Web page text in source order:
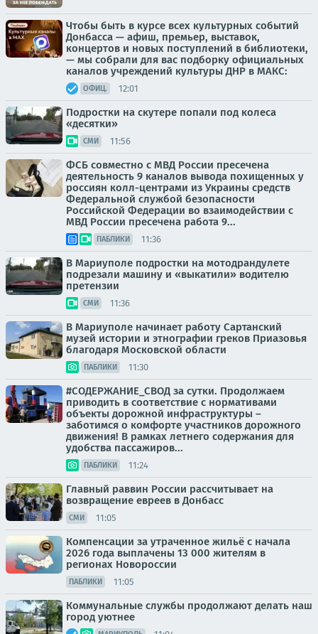
Чтобы быть в курсе всех культурных событий
Донбасса — афиш, премьер, выставок,
концертов и новых поступлений в библиотеки,
— мы собрали для вас подборку официальных
каналов учреждений культуры ДНР в МАКС:
ОФИЦ. 12:01
Подростки на скутере попали под колеса
«десятки»
СМИ 11:56
ФСБ совместно с МВД России пресечена
деятельность 9 каналов вывода похищенных у
россиян колл-центрами из Украины средств
Федеральной службой безопасности
Российской Федерации во взаимодействии с
МВД России пресечена работа 9...
ПАБЛИКИ 11:36
В Мариуполе подростки на мотодрандулете
подрезали машину и «выкатили» водителю
претензии
СМИ 11:36
В Мариуполе начинает работу Сартанский
музей истории и этнографии греков Приазовья
благодаря Московской области
ПАБЛИКИ 11:30
#СОДЕРЖАНИЕ_СВОД за сутки. Продолжаем
приводить в соответствие с нормативами
объекты дорожной инфраструктуры –
заботимся о комфорте участников дорожного
движения! В рамках летнего содержания для
удобства пассажиров...
ПАБЛИКИ 11:24
Главный раввин России рассчитывает на
возвращение евреев в Донбасс
СМИ 11:05
Компенсации за утраченное жильё с начала
2026 года выплачены 13 000 жителям в
регионах Новороссии
ПАБЛИКИ 11:05
Коммунальные службы продолжают делать наш
город уютнее